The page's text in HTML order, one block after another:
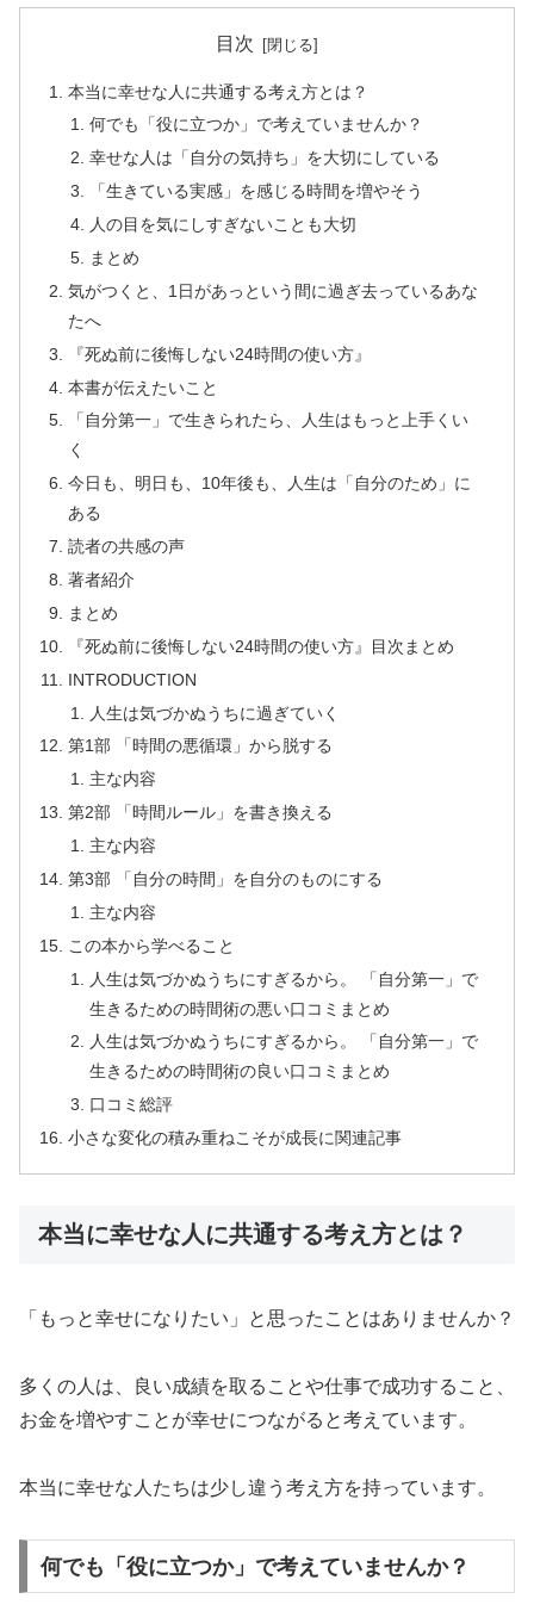
目次
本当に幸せな人に共通する考え方とは？
何でも「役に立つか」で考えていませんか？
幸せな人は「自分の気持ち」を大切にしている
「生きている実感」を感じる時間を増やそう
人の目を気にしすぎないことも大切
まとめ
気がつくと、1日があっという間に過ぎ去っているあな
たへ
『死ぬ前に後悔しない24時間の使い方』
本書が伝えたいこと
「自分第一」で生きられたら、人生はもっと上手くい
く
今日も、明日も、10年後も、人生は「自分のため」に
ある
読者の共感の声
著者紹介
まとめ
『死ぬ前に後悔しない24時間の使い方』目次まとめ
INTRODUCTION
人生は気づかぬうちに過ぎていく
第1部 「時間の悪循環」から脱する
主な内容
第2部 「時間ルール」を書き換える
主な内容
第3部 「自分の時間」を自分のものにする
主な内容
この本から学べること
人生は気づかぬうちにすぎるから。 「自分第一」で
生きるための時間術の悪い口コミまとめ
人生は気づかぬうちにすぎるから。 「自分第一」で
生きるための時間術の良い口コミまとめ
口コミ総評
小さな変化の積み重ねこそが成長に関連記事
本当に幸せな人に共通する考え方とは？
「もっと幸せになりたい」と思ったことはありませんか？
多くの人は、良い成績を取ることや仕事で成功すること、
お金を増やすことが幸せにつながると考えています。
本当に幸せな人たちは少し違う考え方を持っています。
何でも「役に立つか」で考えていませんか？